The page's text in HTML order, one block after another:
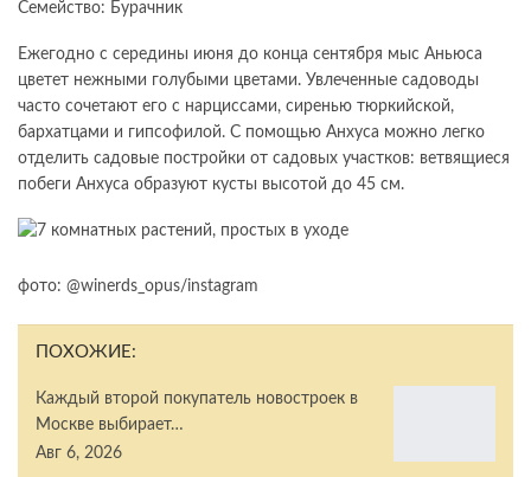
Семейство: Бурачник
Ежегодно с середины июня до конца сентября мыс Аньюса
цветет нежными голубыми цветами. Увлеченные садоводы
часто сочетают его с нарциссами, сиренью тюркийской,
бархатцами и гипсофилой. С помощью Анхуса можно легко
отделить садовые постройки от садовых участков: ветвящиеся
побеги Анхуса образуют кусты высотой до 45 см.
фото: @winerds_opus/instagram
ПОХОЖИЕ:
Каждый второй покупатель новостроек в
Москве выбирает…
Авг 6, 2026